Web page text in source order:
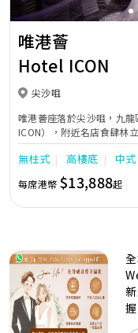
唯港薈
Hotel ICON
尖沙咀
唯港薈座落於尖沙咀，九
ICON），附近名店食肆林
中的活力個性，成為一眾
隊由策劃統籌至所有婚宴每
讓您留下獨特的醉人回憶
廳，配置了全套先進的視聽
現代時尚感的水晶玻璃燈，
準新人的個性及預算﹔保證
賓客永誌難忘！
無柱式 高樓底 中式
每席港幣 $13,888起